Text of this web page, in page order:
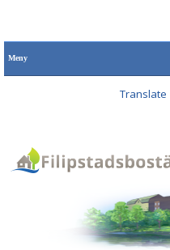
Meny
Translate